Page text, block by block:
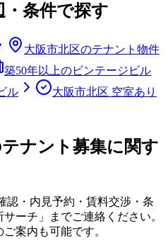
条件で探す
大阪市北区のテナント物件
築50年以上のビンテージビル
ル
大阪市北区 空室あり
ナント募集に関す
認・内見予約・賃料交渉・条
ーチ」までご連絡ください。
案内も可能です。